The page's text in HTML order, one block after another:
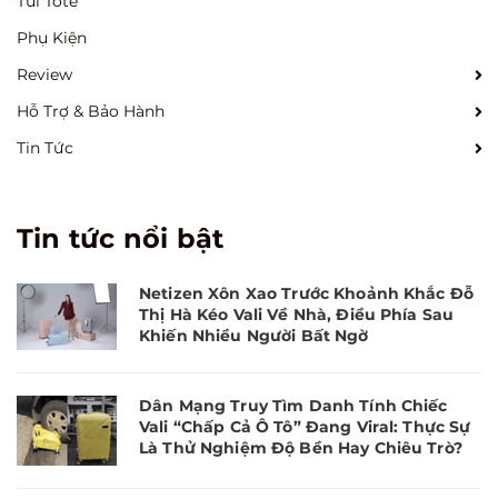
Phụ Kiện
Review
Hỗ Trợ & Bảo Hành
Tin Tức
Tin tức nổi bật
Netizen Xôn Xao Trước Khoảnh Khắc Đỗ
Thị Hà Kéo Vali Về Nhà, Điều Phía Sau
Khiến Nhiều Người Bất Ngờ
Dân Mạng Truy Tìm Danh Tính Chiếc
Vali “Chấp Cả Ô Tô” Đang Viral: Thực Sự
Là Thử Nghiệm Độ Bền Hay Chiêu Trò?